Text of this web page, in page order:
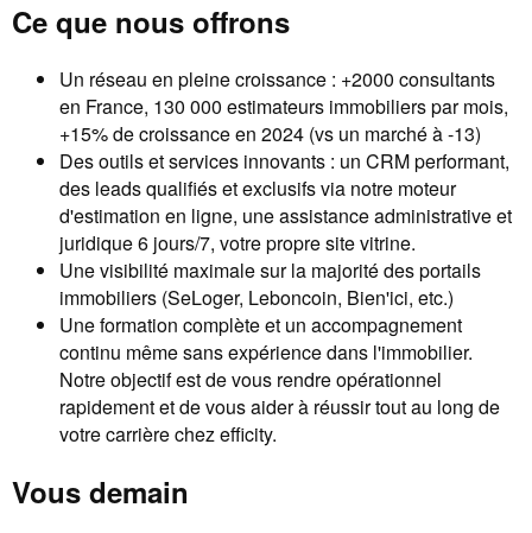
Ce que nous offrons
Un réseau en pleine croissance : +2000 consultants
en France, 130 000 estimateurs immobiliers par mois,
+15% de croissance en 2024 (vs un marché à -13)
Des outils et services innovants : un CRM performant,
des leads qualifiés et exclusifs via notre moteur
d'estimation en ligne, une assistance administrative et
juridique 6 jours/7, votre propre site vitrine.
Une visibilité maximale sur la majorité des portails
immobiliers (SeLoger, Leboncoin, Bien'ici, etc.)
Une formation complète et un accompagnement
continu même sans expérience dans l'immobilier.
Notre objectif est de vous rendre opérationnel
rapidement et de vous aider à réussir tout au long de
votre carrière chez efficity.
Vous demain